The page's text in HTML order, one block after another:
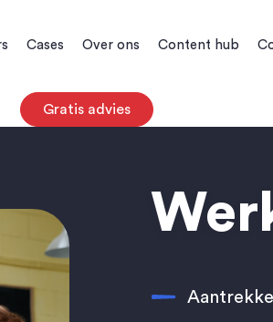
Cases Over ons Content hub
Gratis advies